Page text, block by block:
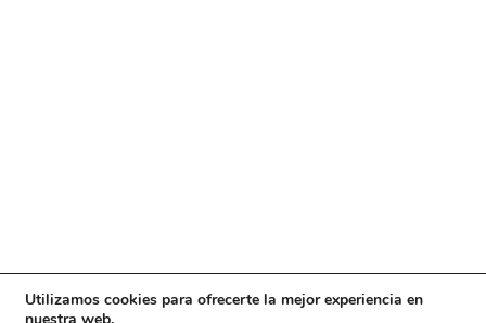
Utilizamos cookies para ofrecerte la mejor experiencia en